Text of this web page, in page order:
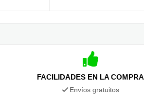
FACILIDADES EN LA COMPRA
Envíos gratuitos